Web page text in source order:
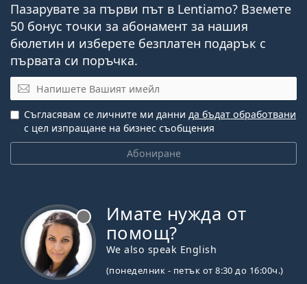
Пазарувате за първи път в Lentiamo? Вземете
50 бонус точки за абонамент за нашия
бюлетин и изберете безплатен подарък с
първата си поръчка.
Имейл
Абониране
Съгласявам се личните ми данни да бъдат обработвани
с цел изпращане на бизнес съобщения
Имате нужда от
помощ?
We also speak English
(понеделник - петък от 8:30 до 16:00ч.)